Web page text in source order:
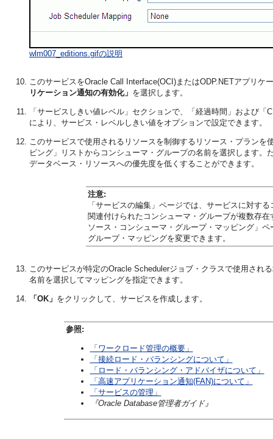
wlm007_editions.gifの説明
このサービスをOracle Call Interface(OCI)またはODP.NETアプリ
リケーション通知の有効化」 を選択します。
「サービスしきい値レベル」セクションで、「経過時間」および
により、サービス・レベルしきい値をオプションで設定できます。
このサービスで使用されるリソースを制御するリソース・プラン
ピング」リストからコンシューマ・グループの名前を選択します。
データベース・リソースへの優先度を低くすることができます。
注意:
「サービスの編集」ページでは、サービスに対す
関連付けられたコンシューマ・グループが複数存
ソース・コンシューマ・グループ・マッピング」
グループ・マッピングを変更できます。
このサービスが特定のOracle Schedulerジョブ・クラスで使用され
名前を選択してマッピングを指定できます。
「OK」 をクリックして、サービスを作成します。
参照:
「ワークロード管理の概要」
「接続ロード・バランシングについて」
「ロード・バランシング・アドバイザについて」
「高速アプリケーション通知(FAN)について」
「サービスの管理」
『Oracle Database管理者ガイド』